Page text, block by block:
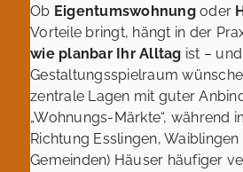
Ob Eigentumswohnungoder
Vorteile bringt, hängt in der
wie planbar Ihr Alltag ist –
Gestaltungsspielraum
zentrale Lagen mit guter
„Wohnungs-Märkte“, während
Richtung Esslingen,
Gemeinden) Häuser häufiger